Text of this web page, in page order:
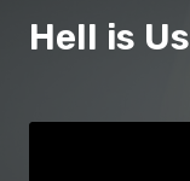
Hell is Us